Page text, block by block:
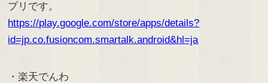
プリです。
https://play.google.com/store/apps/details?
id=jp.co.fusioncom.smartalk.android&hl=ja
・楽天でんわ